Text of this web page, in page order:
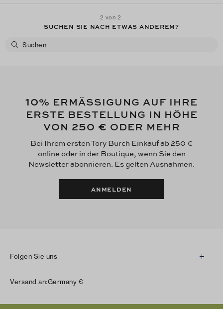
2 von 2
SUCHEN SIE NACH ETWAS ANDEREM?
10% ERMÄSSIGUNG AUF IHRE
ERSTE BESTELLUNG IN HÖHE
VON 250 € ODER MEHR
Bei Ihrem ersten Tory Burch Einkauf ab 250 €
online oder in der Boutique, wenn Sie den
Newsletter abonnieren. Es gelten Ausnahmen.
ANMELDEN
Folgen Sie uns
Twitter
Versand an:Germany €